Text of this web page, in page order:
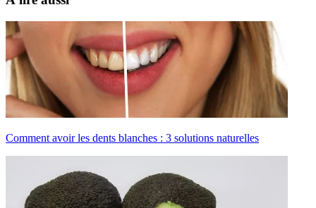
Comment avoir les dents blanches : 3 solutions naturelles